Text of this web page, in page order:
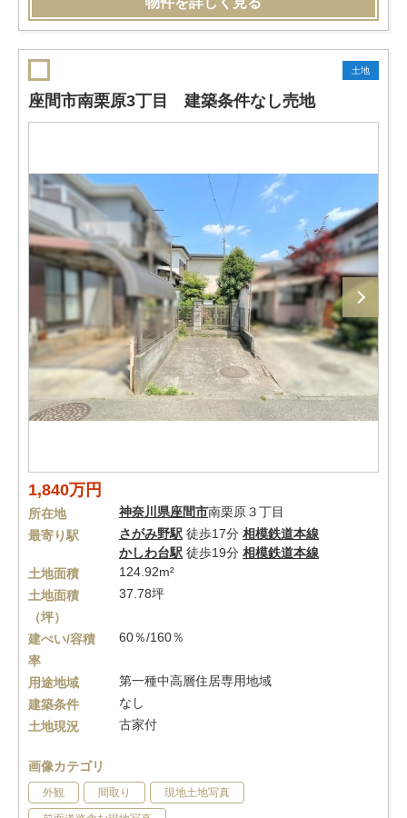
土地
座間市南栗原3丁目 建築条件なし売地
1,840万円
所在地 神奈川県座間市南栗原３丁目
最寄り駅
さがみ野駅 徒歩17分 相模鉄道本線
かしわ台駅 徒歩19分 相模鉄道本線
土地面積
124.92m²
土地面積
（坪）
37.78坪
建ぺい/容積
率
60％/160％
用途地域
第一種中高層住居専用地域
建築条件
なし
土地現況
古家付
画像カテゴリ
外観 間取り 現地土地写真